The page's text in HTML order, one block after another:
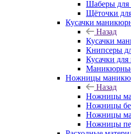
Шаберы для
Щёточки
Кусачки
Назад
Кусачки
Книпсеры
Кусачки
Ножницы
Назад
Ножницы
Ножницы
Ножницы
Ножницы